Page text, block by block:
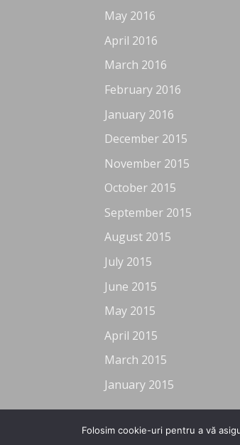
May 2016
April 2016
March 2016
February 2016
January 2016
December 2015
November 2015
October 2015
September 2015
August 2015
July 2015
June 2015
May 2015
April 2015
March 2015
January 2015
Folosim cookie-uri pentru a vă